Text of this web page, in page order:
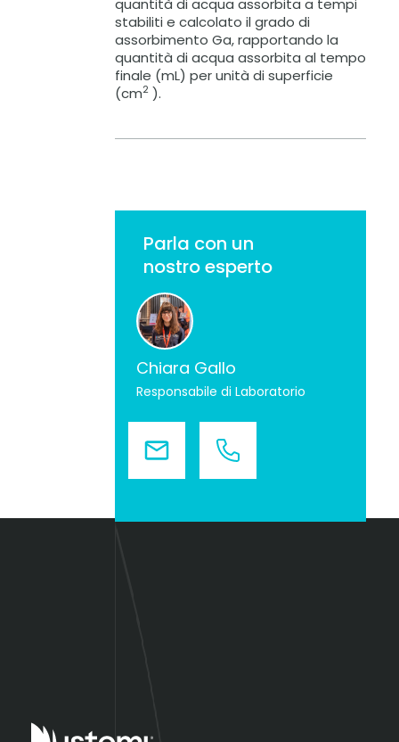
quantità di acqua assorbita a tempi
stabiliti e calcolato il grado di
assorbimento Ga, rapportando la
quantità di acqua assorbita al tempo
finale (mL) per unità di superficie
(cm2 ).
Parla con un
nostro esperto
Chiara Gallo
Responsabile di Laboratorio